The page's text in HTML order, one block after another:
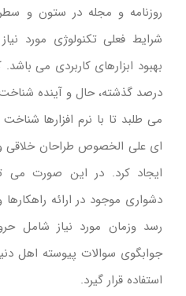
روزنامه و مجله در ستون و
شرایط فعلی تکنولوژی مورد
بهبود ابزارهای کاربردی می
درصد گذشته، حال و آینده
می طلبد تا با نرم افزارها
ای علی الخصوص طراحان خلاقی
ایجاد کرد. در این صورت می
دشواری موجود در ارائه
رسد وزمان مورد نیاز شامل
جوابگوی سوالات پیوسته اهل
استفاده قرار گیرد.